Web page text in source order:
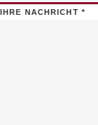
IHRE NACHRICHT *